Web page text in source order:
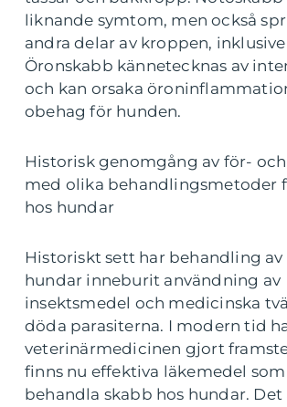
liknande symtom, men också
andra delar av kroppen,
Öronskabb kännetecknas av
och kan orsaka
obehag för hunden.
Historisk genomgång av för-
med olika behandlingsmetoder
hos hundar
Historiskt sett har behandling av
hundar inneburit användning av
insektsmedel och medicinska
döda parasiterna. I modern tid
veterinärmedicinen gjort
finns nu effektiva läkemedel
behandla skabb hos hundar.